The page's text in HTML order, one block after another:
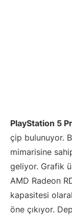
PlayStation 5
çip bulunuyor.
mimarisine
geliyor. Grafik
AMD Radeon
kapasitesi
öne çıkıyor.